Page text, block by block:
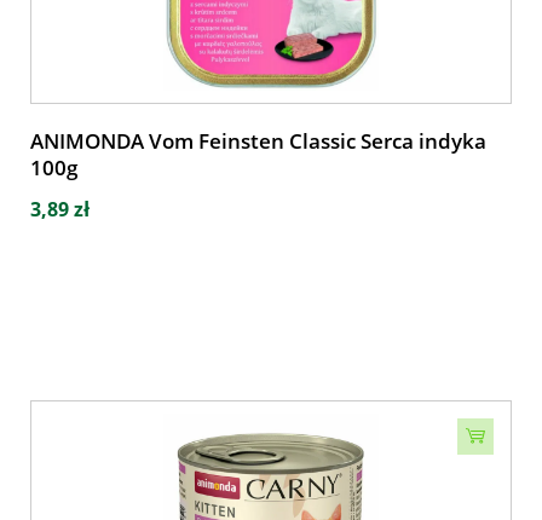
ANIMONDA Vom Feinsten Classic Serca indyka
100g
3,89 zł